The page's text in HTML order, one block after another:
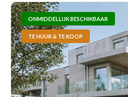
ONMIDDELLIJK BESCHIKBAAR
TE HUUR & TE KOOP